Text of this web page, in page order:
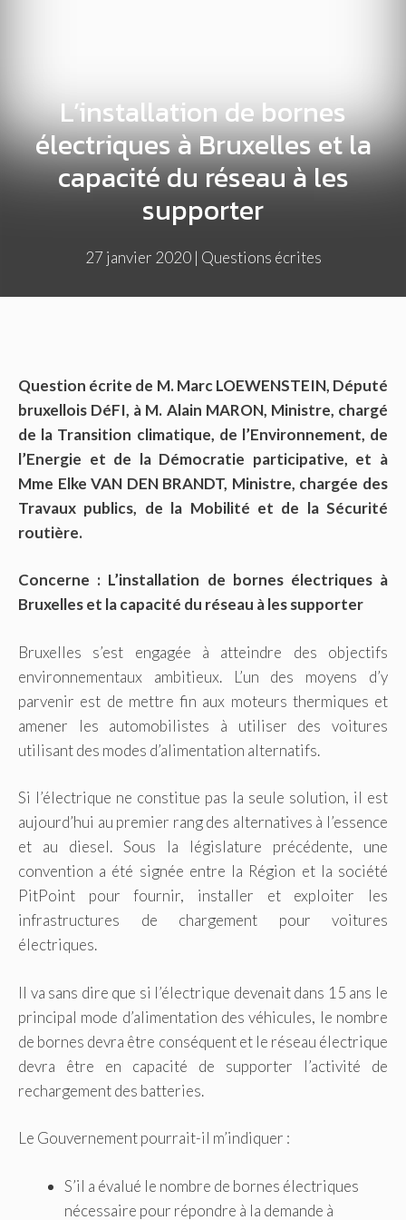
L’installation de bornes
électriques à Bruxelles et la
capacité du réseau à les
supporter
27 janvier 2020| Questions écrites
Question écrite de M. Marc LOEWENSTEIN, Député
bruxellois DéFI, à M. Alain MARON, Ministre, chargé
de la Transition climatique, de l’Environnement, de
l’Energie et de la Démocratie participative, et à
Mme Elke VAN DEN BRANDT, Ministre, chargée des
Travaux publics, de la Mobilité et de la Sécurité
routière.
Concerne : L’installation de bornes électriques à
Bruxelles et la capacité du réseau à les supporter
Bruxelles s’est engagée à atteindre des objectifs
environnementaux ambitieux. L’un des moyens d’y
parvenir est de mettre fin aux moteurs thermiques et
amener les automobilistes à utiliser des voitures
utilisant des modes d’alimentation alternatifs.
Si l’électrique ne constitue pas la seule solution, il est
aujourd’hui au premier rang des alternatives à l’essence
et au diesel. Sous la législature précédente, une
convention a été signée entre la Région et la société
PitPoint pour fournir, installer et exploiter les
infrastructures de chargement pour voitures
électriques.
Il va sans dire que si l’électrique devenait dans 15 ans le
principal mode d’alimentation des véhicules, le nombre
de bornes devra être conséquent et le réseau électrique
devra être en capacité de supporter l’activité de
rechargement des batteries.
Le Gouvernement pourrait-il m’indiquer :
S’il a évalué le nombre de bornes électriques
nécessaire pour répondre à la demande à